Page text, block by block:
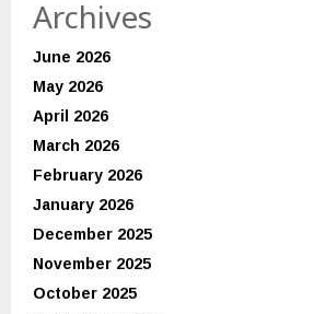
Archives
June 2026
May 2026
April 2026
March 2026
February 2026
January 2026
December 2025
November 2025
October 2025